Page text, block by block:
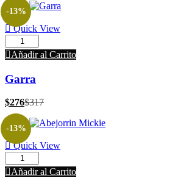
Quick View
-13%
Añadir al Carrito
Garra
$276$317
Quick View
-13%
Añadir al Carrito